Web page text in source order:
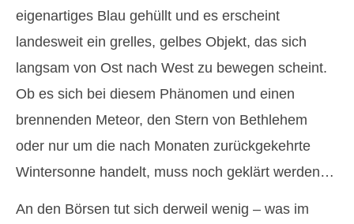
eigenartiges Blau gehüllt und es erscheint
landesweit ein grelles, gelbes Objekt, das sich
langsam von Ost nach West zu bewegen scheint.
Ob es sich bei diesem Phänomen und einen
brennenden Meteor, den Stern von Bethlehem
oder nur um die nach Monaten zurückgekehrte
Wintersonne handelt, muss noch geklärt werden…
An den Börsen tut sich derweil wenig – was im